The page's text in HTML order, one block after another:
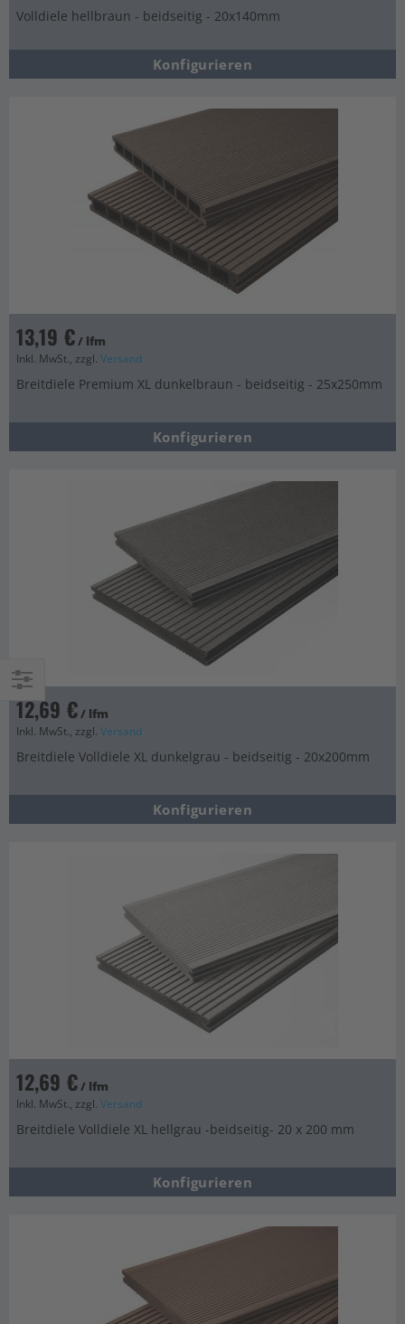
Volldiele hellbraun - beidseitig - 20x140mm
Konfigurieren
13,19 €/ lfm
Inkl. MwSt., zzgl. Versand
Breitdiele Premium XL dunkelbraun - beidseitig - 25x250mm
Konfigurieren
12,69 €/ lfm
Inkl. MwSt., zzgl. Versand
Breitdiele Volldiele XL dunkelgrau - beidseitig - 20x200mm
Konfigurieren
12,69 €/ lfm
Inkl. MwSt., zzgl. Versand
Breitdiele Volldiele XL hellgrau -beidseitig- 20 x 200 mm
Konfigurieren
Einkaufsoptionen